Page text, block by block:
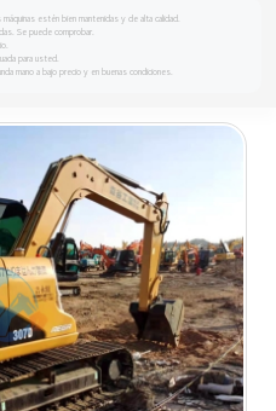
estén bien mantenidas y de alta calidad.
Se puede comprobar.
para usted.
mano a bajo precio y en buenas condiciones.